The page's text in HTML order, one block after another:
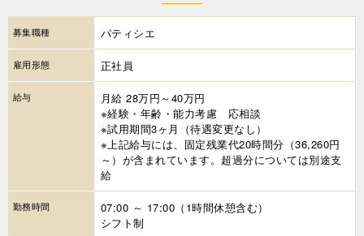
募集職種 パティシエ
雇用形態 正社員
給与
月給 28万円～40万円
※経験・年齢・能力考慮 応相談
※試用期間3ヶ月（待遇変更なし）
※上記給与には、固定残業代20時間分（36,260円
～）が含まれています。超過分については別途支
給
勤務時間
07:00 ～ 17:00（1時間休憩含む）
シフト制